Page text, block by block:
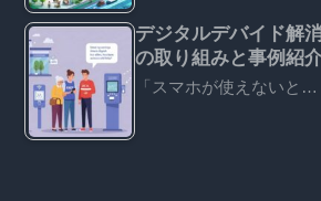
デジタルデバイド解
の取り組みと事例紹
「スマホが使えないと…